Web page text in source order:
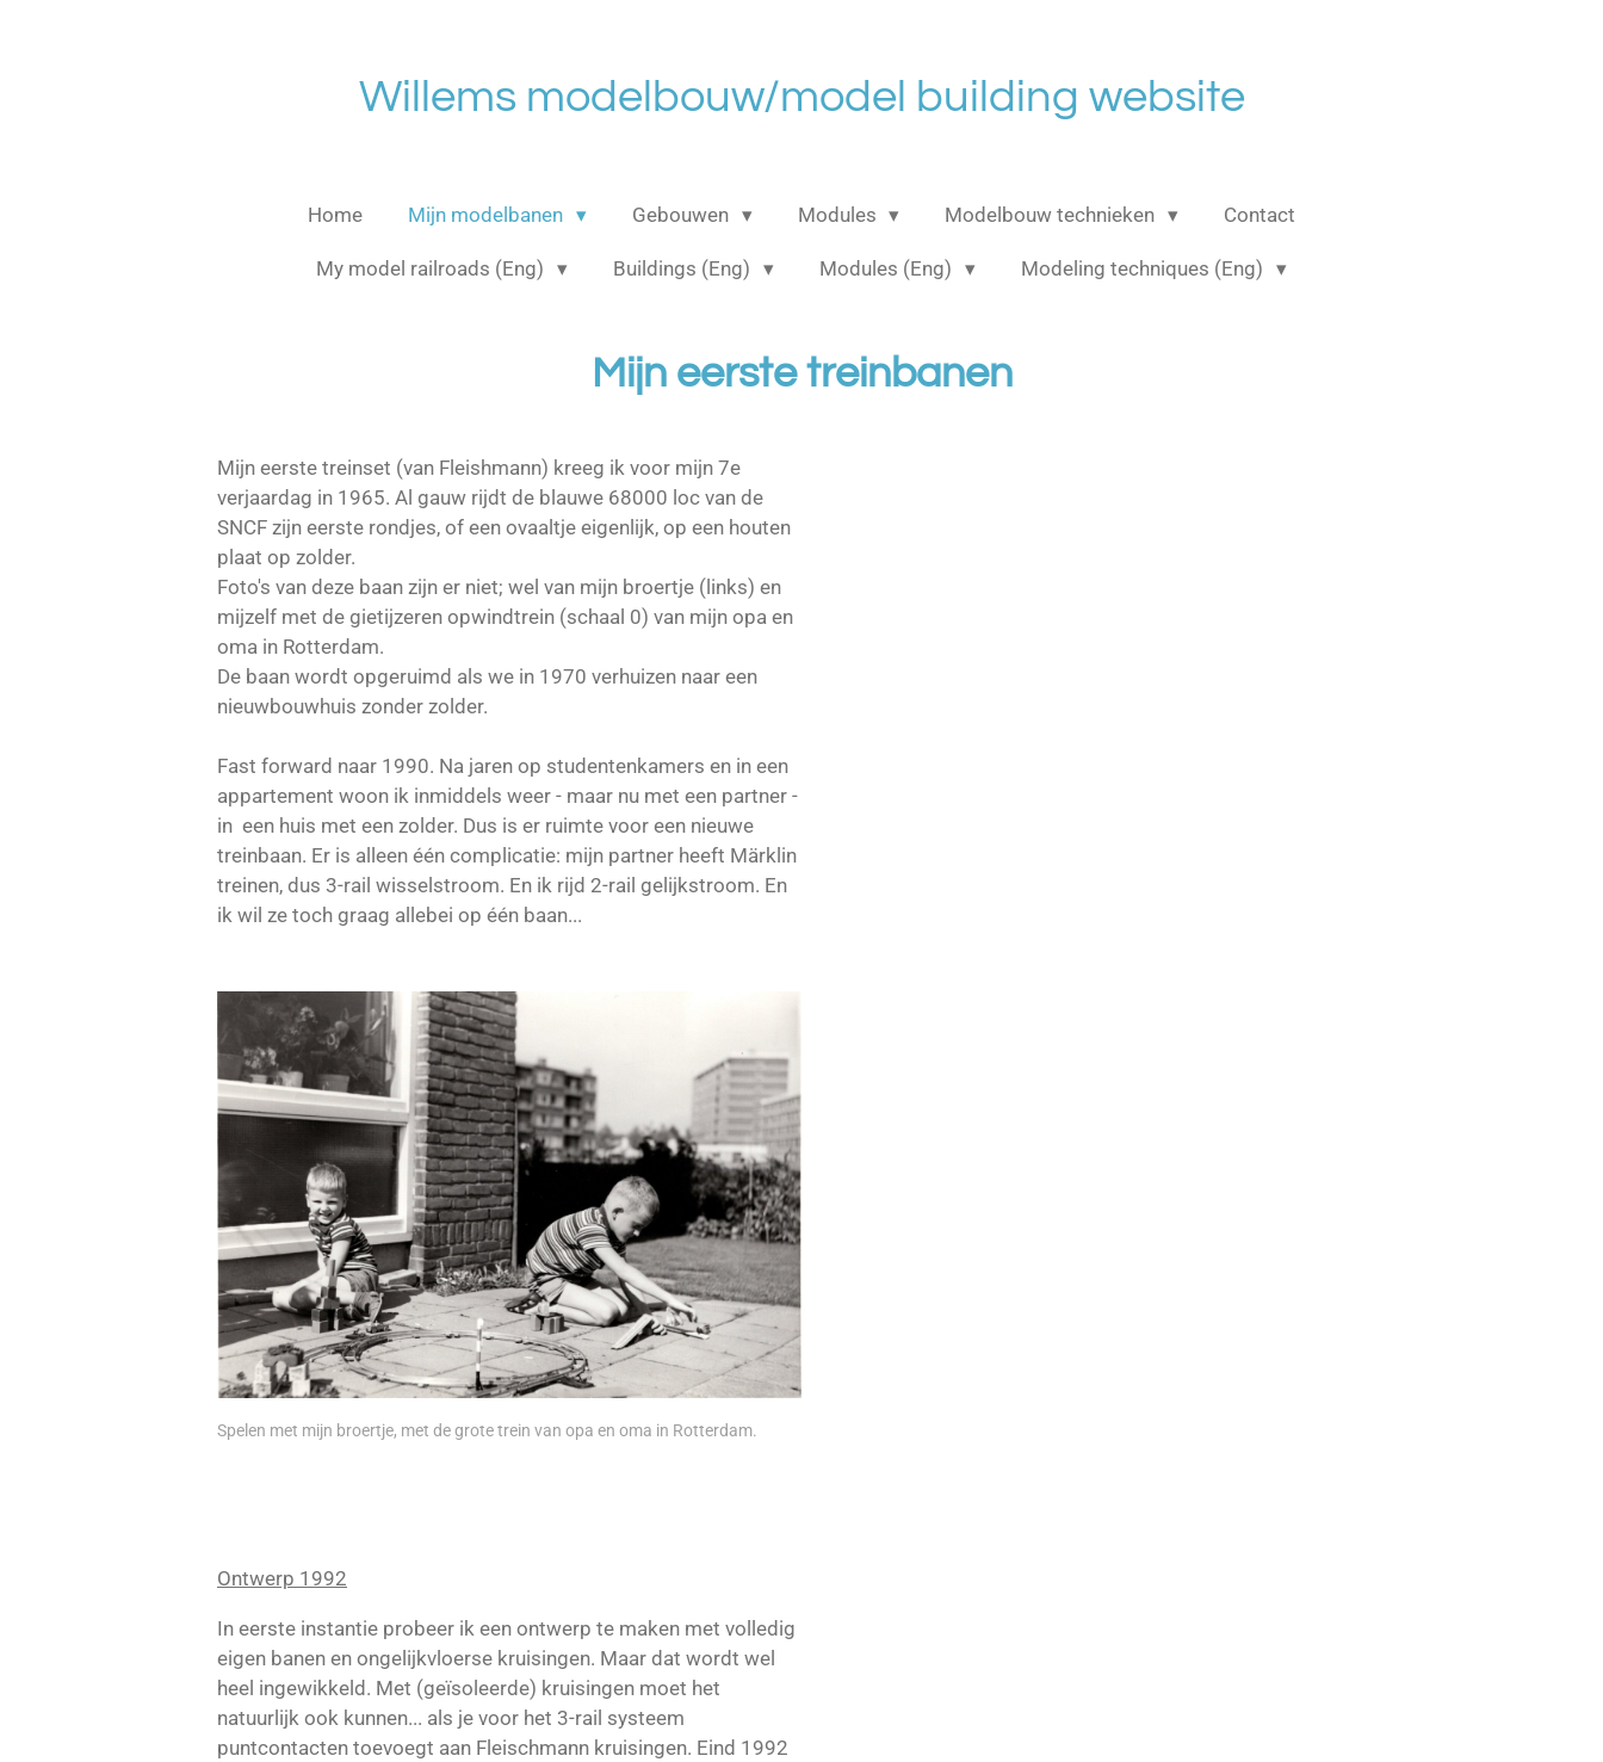
Willems modelbouw/model building website
Home Mijn modelbanen Gebouwen Modules Modelbouw technieken Contact
My model railroads (Eng) Buildings (Eng) Modules (Eng) Modeling techniques (Eng)
Mijn eerste treinbanen
Mijn eerste treinset (van Fleishmann) kreeg ik voor mijn 7e
verjaardag in 1965. Al gauw rijdt de blauwe 68000 loc van de
SNCF zijn eerste rondjes, of een ovaaltje eigenlijk, op een houten
plaat op zolder.
Foto's van deze baan zijn er niet; wel van mijn broertje (links) en
mijzelf met de gietijzeren opwindtrein (schaal 0) van mijn opa en
oma in Rotterdam.
De baan wordt opgeruimd als we in 1970 verhuizen naar een
nieuwbouwhuis zonder zolder.
Fast forward naar 1990. Na jaren op studentenkamers en in een
appartement woon ik inmiddels weer - maar nu met een partner -
in een huis met een zolder. Dus is er ruimte voor een nieuwe
treinbaan. Er is alleen één complicatie: mijn partner heeft Märklin
treinen, dus 3-rail wisselstroom. En ik rijd 2-rail gelijkstroom. En
ik wil ze toch graag allebei op één baan...
Spelen met mijn broertje, met de grote trein van opa en oma in Rotterdam.
Ontwerp 1992
In eerste instantie probeer ik een ontwerp te maken met volledig
eigen banen en ongelijkvloerse kruisingen. Maar dat wordt wel
heel ingewikkeld. Met (geïsoleerde) kruisingen moet het
natuurlijk ook kunnen... als je voor het 3-rail systeem
puntcontacten toevoegt aan Fleischmann kruisingen. Eind 1992